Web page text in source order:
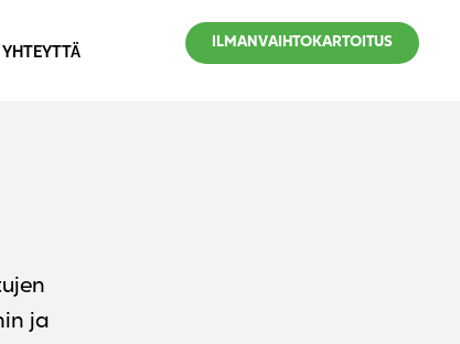
YHTEYTTÄ
ILMANVAIHTOKARTOITUS
ja